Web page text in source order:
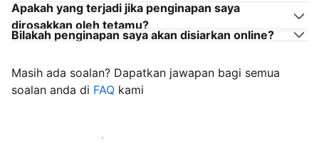
Apakah yang terjadi jika penginapan saya
dirosakkan oleh tetamu?
Bilakah penginapan saya akan disiarkan online?
Masih ada soalan? Dapatkan jawapan bagi semua
soalan anda di FAQ kami
Mula mengalu-alukan tetamu